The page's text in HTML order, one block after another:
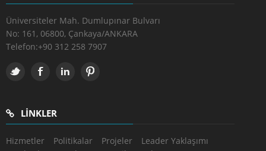
Üniversiteler Mah. Dumlupınar Bulvarı
No: 161, 06800, Çankaya/ANKARA
Telefon:+90 312 258 7907
LINKLER
Hizmetler Politikalar Projeler
Leader Yaklaşımı